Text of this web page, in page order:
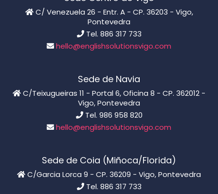
C/ Venezuela 26 - Entr. A - CP. 36203 - Vigo,
Pontevedra
Tel. 886 317 733
hello@englishsolutionsvigo.com
Sede de Navia
C/Teixugueiras 11 - Portal 6, Oficina 8 - CP. 362012 -
Vigo, Pontevedra
Tel. 986 958 820
hello@englishsolutionsvigo.com
Sede de Coia (Miñoca/Florida)
C/Garcia Lorca 9 - CP. 36209 - Vigo, Pontevedra
Tel. 886 317 733